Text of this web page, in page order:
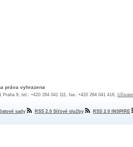
práva vyhrazena
8, tel.: +420 284 041 111, fax: +420 284 041 416,
sady RSS 2.0 Síťové služby RSS 2.0 INSPIRE